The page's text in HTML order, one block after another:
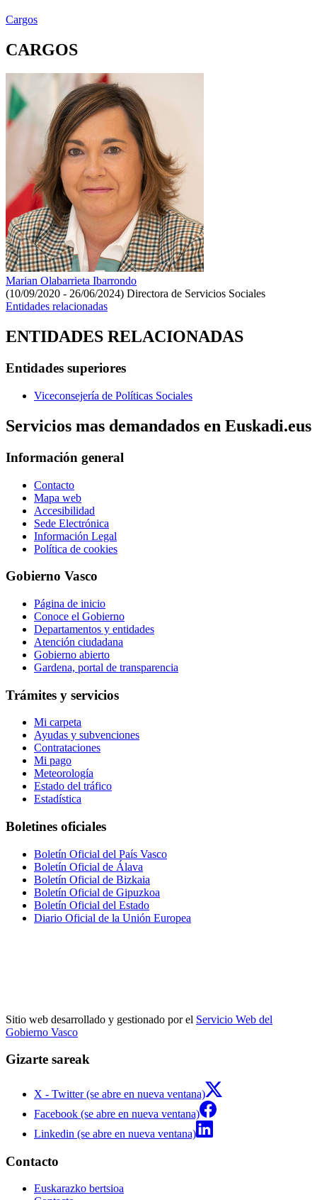
Cargos
CARGOS
Marian Olabarrieta Ibarrondo
(10/09/2020 - 26/06/2024) Directora de Servicios Sociales
Entidades relacionadas
ENTIDADES RELACIONADAS
Entidades superiores
Viceconsejería de Políticas Sociales
Servicios mas demandados en Euskadi.eus
Información general
Contacto
Mapa web
Accesibilidad
Sede Electrónica
Información Legal
Política de cookies
Gobierno Vasco
Página de inicio
Conoce el Gobierno
Departamentos y entidades
Atención ciudadana
Gobierno abierto
Gardena, portal de transparencia
Trámites y servicios
Mi carpeta
Ayudas y subvenciones
Contrataciones
Mi pago
Meteorología
Estado del tráfico
Estadística
Boletines oficiales
Boletín Oficial del País Vasco
Boletín Oficial de Álava
Boletín Oficial de Bizkaia
Boletín Oficial de Gipuzkoa
Boletín Oficial del Estado
Diario Oficial de la Unión Europea
Sitio web desarrollado y gestionado por el Servicio Web del
Gobierno Vasco
Gizarte sareak
X - Twitter (se abre en nueva ventana)
Facebook (se abre en nueva ventana)
Linkedin (se abre en nueva ventana)
Contacto
Euskarazko bertsioa